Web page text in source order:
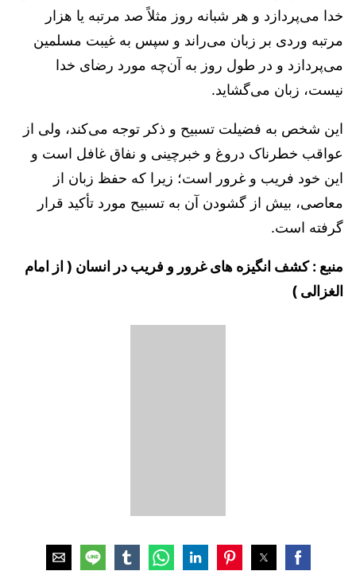
خدا می‌پردازد و هر شبانه روز مثلاً صد مرتبه یا هزار
مرتبه وردی بر زبان می‌راند و سپس به غیبت مسلمین
می‌پردازد و در طول روز به آن‌چه مورد رضای خدا
نیست، زبان می‌گشاید.
این شخص به فضیلت تسبیح و ذکر توجه می‌کند، ولی از
عواقب خطرناک دروغ و خبرچینی و نفاق غافل است و
این خود فریب و غرور است؛ زیرا که حفظ زبان از
معاصی، بیش از گشودن آن به تسبیح مورد تأکید قرار
گرفته است.
منبع : کشف انگیزه های غرور و فریب در انسان ( از امام
الغزالی )